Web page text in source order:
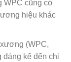
WPC cũng có
hiệu khác
(WPC,
đáng kể đến chi